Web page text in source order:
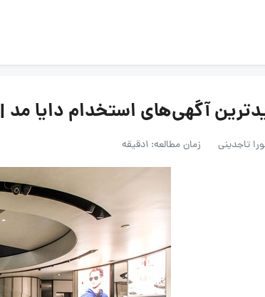
آگهی‌های استخدام دایا مد | 7 اردیبهشت 1405
تاجدینی زمان مطالعه: 1دقیقه